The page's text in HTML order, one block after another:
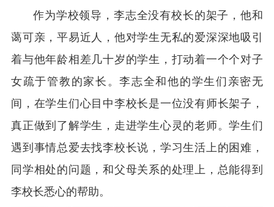
作为学校领导，李志全没有校长的架子，他和
蔼可亲，平易近人，他对学生无私的爱深深地吸引
着与他年龄相差几十岁的学生，打动着一个个对子
女疏于管教的家长。李志全和他的学生们亲密无
间，在学生们心目中李校长是一位没有师长架子，
真正做到了解学生，走进学生心灵的老师。学生们
遇到事情总爱去找李校长说，学习生活上的困难，
同学相处的问题，和父母关系的处理上，总能得到
李校长悉心的帮助。